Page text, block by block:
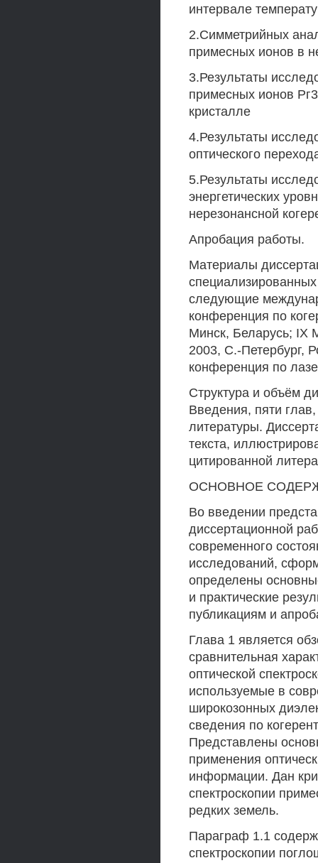
интервале
2.Симметрийных
примесных ионов в
3.Результаты
примесных ионов
кристалле
4.Результаты
оптического
5.Результаты
энергетических
нерезонансной
Апробация работы.
Материалы
следующие
конференция по
Минск, Беларусь; IX
2003, С.-Петербург,
конференция по
Структура и объём
Введения, пяти
литературы.
текста,
цитированной
ОСНОВНОЕ
Во введении
диссертационной
современного
исследований,
определены
и практические
публикациям и
Глава 1 является
сравнительная
оптической
используемые в
широкозонных
сведения по
Представлены
применения
информации. Дан
спектроскопии
редких земель.
Параграф 1.1
спектроскопии